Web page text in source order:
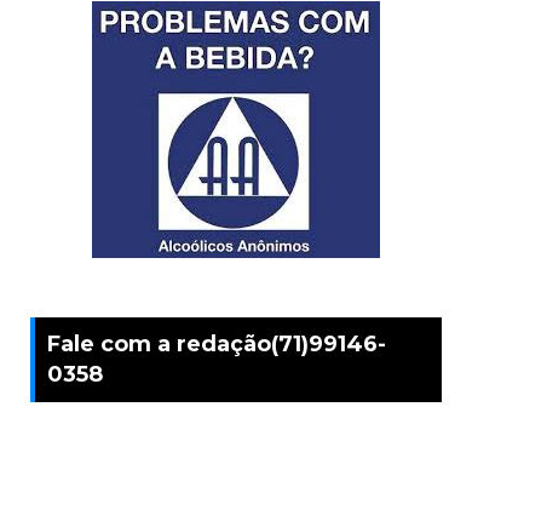
Fale com a redação(71)99146-
0358